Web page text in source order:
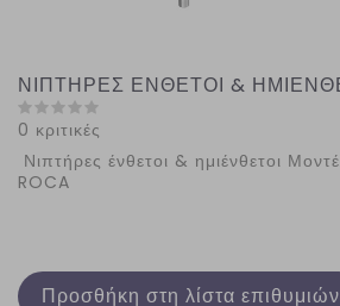
ΝΙΠΤΗΡΕΣ ΕΝΘΕΤΟΙ &
0 κριτικές
Νιπτήρες ένθετοι & ημιένθετοι
ROCA
Προσθήκη στη λίστα επιθυμιών